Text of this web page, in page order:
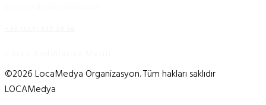
©2026 LocaMedya Organizasyon. Tüm hakları saklıdır
LOCAMedya